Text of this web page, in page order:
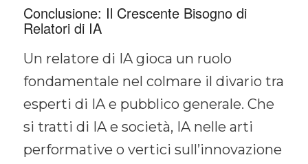
Conclusione: Il Crescente Bisogno di
Relatori di IA
Un relatore di IA gioca un ruolo
fondamentale nel colmare il divario tra
esperti di IA e pubblico generale. Che
si tratti di IA e società, IA nelle arti
performative o vertici sull’innovazione